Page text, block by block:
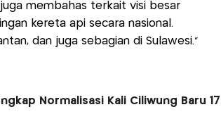
membahas terkait visi besar
kereta api secara nasional.
dan juga sebagian di Sulawesi."
Normalisasi Kali Ciliwung Baru 17